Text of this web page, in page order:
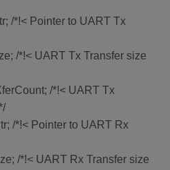
/*!< Pointer to UART Tx
/*!< UART Tx Transfer size
/*!< UART Tx
/*!< Pointer to UART Rx
/*!< UART Rx Transfer size